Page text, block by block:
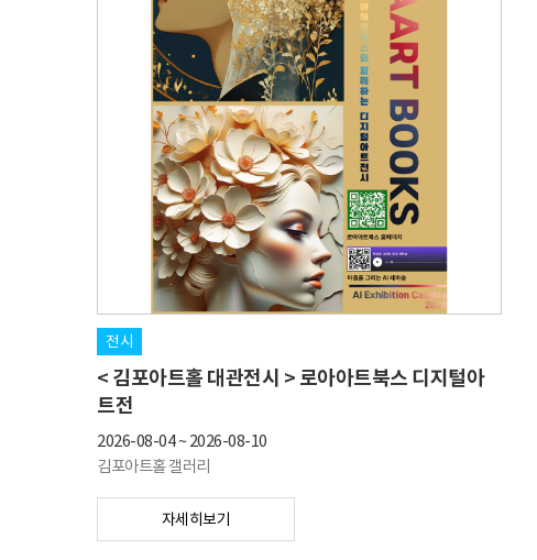
전시
< 김포아트홀 대관전시 > 로아아트북스 디지털아
트전
2026-08-04~ 2026-08-10
김포아트홀 갤러리
자세히보기